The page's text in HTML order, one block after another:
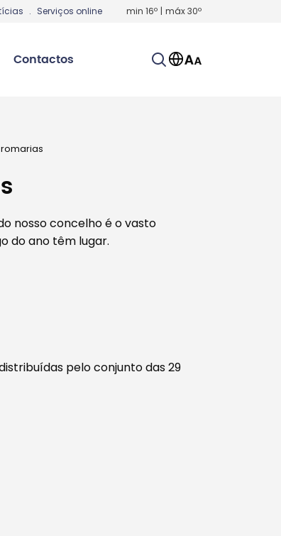
. Serviços online min 16º | máx30º
Contactos
nosso concelho é o vasto
do ano têm lugar.
pelo conjunto das 29